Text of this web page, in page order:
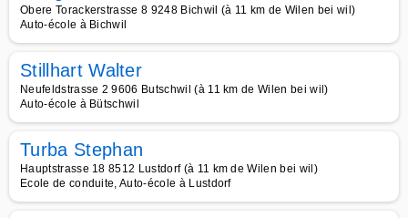
Obere Torackerstrasse 8 9248 Bichwil (à 11 km de Wilen bei wil)
Auto-école à Bichwil
Stillhart Walter
Neufeldstrasse 2 9606 Butschwil (à 11 km de Wilen bei wil)
Auto-école à Bütschwil
Turba Stephan
Hauptstrasse 18 8512 Lustdorf (à 11 km de Wilen bei wil)
Ecole de conduite, Auto-école à Lustdorf